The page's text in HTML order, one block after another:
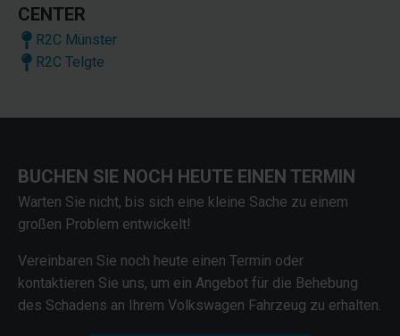
CENTER
R2C Münster
R2C Telgte
BUCHEN SIE NOCH HEUTE EINEN TERMIN
Warten Sie nicht, bis sich eine kleine Sache zu einem
großen Problem entwickelt!
Vereinbaren Sie noch heute einen Termin oder
kontaktieren Sie uns, um ein Angebot für die Behebung
des Schadens an Ihrem Volkswagen Fahrzeug zu erhalten.